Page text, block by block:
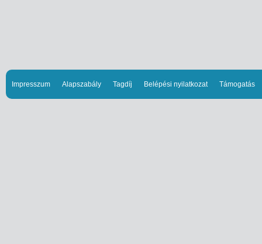
Impresszum Alapszabály Tagdíj Belépési nyilatkozat Támogatás